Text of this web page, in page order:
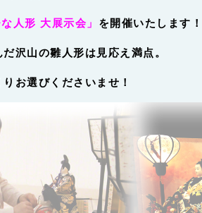
人形 大展示会」 を開催いたします！
沢山の雛人形は見応え満点。
お選びくださいませ！